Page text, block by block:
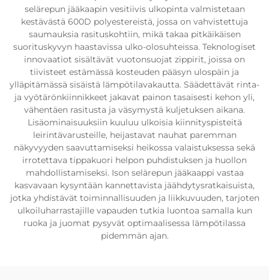
selärepun jääkaapin vesitiivis ulkopinta valmistetaan
kestävästä 600D polyestereistä, jossa on vahvistettuja
saumauksia rasituskohtiin, mikä takaa pitkäikäisen
suorituskyvyn haastavissa ulko-olosuhteissa. Teknologiset
innovaatiot sisältävät vuotonsuojat zippirit, joissa on
tiivisteet estämässä kosteuden pääsyn ulospäin ja
ylläpitämässä sisäistä lämpötilavakautta. Säädettävät rinta-
ja vyötärönkiinnikkeet jakavat painon tasaisesti kehon yli,
vähentäen rasitusta ja väsymystä kuljetuksen aikana.
Lisäominaisuuksiin kuuluu ulkoisia kiinnityspisteitä
leirintävarusteille, heijastavat nauhat paremman
näkyvyyden saavuttamiseksi heikossa valaistuksessa sekä
irrotettava tippakuori helpon puhdistuksen ja huollon
mahdollistamiseksi. Ison selärepun jääkaappi vastaa
kasvavaan kysyntään kannettavista jäähdytysratkaisuista,
jotka yhdistävät toiminnallisuuden ja liikkuvuuden, tarjoten
ulkoiluharrastajille vapauden tutkia luontoa samalla kun
ruoka ja juomat pysyvät optimaalisessa lämpötilassa
pidemmän ajan.